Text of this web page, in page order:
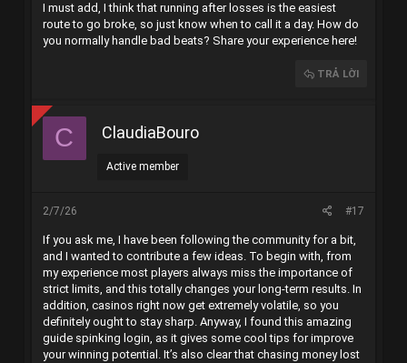
I must add, I think that running after losses is the easiest
route to go broke, so just know when to call it a day. How do
you normally handle bad beats? Share your experience here!
TRẢ LỜI
C ClaudiaBouro
Active member
2/7/26 #17
If you ask me, I have been following the community for a bit,
and I wanted to contribute a few ideas. To begin with, from
my experience most players always miss the importance of
strict limits, and this totally changes your long-term results. In
addition, casinos right now get extremely volatile, so you
definitely ought to stay sharp. Anyway, I found this amazing
guide spinking login, as it gives some cool tips for improve
your winning potential. It’s also clear that chasing money lost